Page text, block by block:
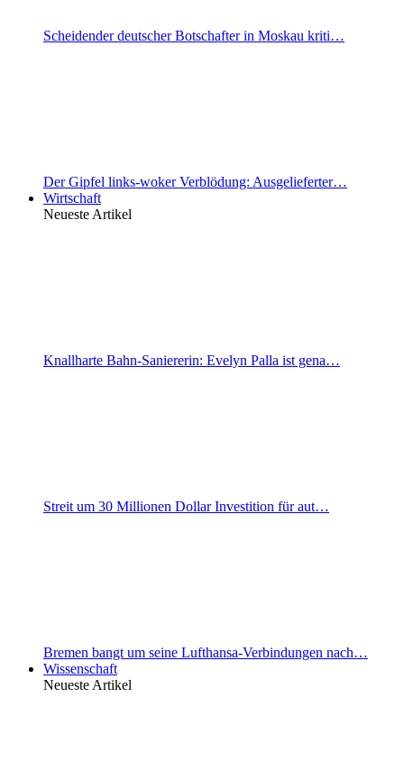
Scheidender deutscher Botschafter in Moskau kriti…
Der Gipfel links-woker Verblödung: Ausgelieferter…
Wirtschaft
Neueste Artikel
Knallharte Bahn-Saniererin: Evelyn Palla ist gena…
Streit um 30 Millionen Dollar Investition für aut…
Bremen bangt um seine Lufthansa-Verbindungen nach…
Wissenschaft
Neueste Artikel